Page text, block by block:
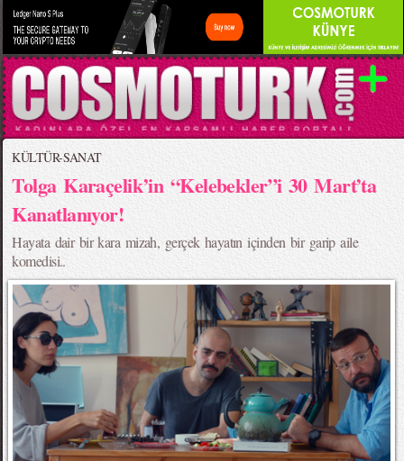
KÜLTÜR-SANAT
Tolga Karaçelik’in “Kelebekler”i 30 Mart’ta
Kanatlanıyor!
Hayata dair bir kara mizah, gerçek hayatın içinden bir garip aile
komedisi..